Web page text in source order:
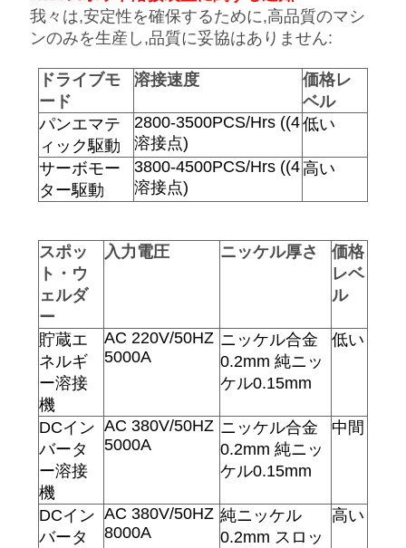
我々は,安定性を確保するために,高品質のマシ
ンのみを生産し,品質に妥協はありません:
ドライブモ
ード
溶接速度
価格レ
ベル
パンエマテ
ィック駆動
2800-3500PCS/Hrs ((4
溶接点)
低い
サーボモー
ター駆動
3800-4500PCS/Hrs ((4
溶接点)
高い
スポッ
ト・ウ
ェルダ
ー
入力電圧 ニッケル厚さ
価格
レベ
ル
貯蔵エ
ネルギ
ー溶接
機
AC 220V/50HZ
5000A
ニッケル合金
0.2mm 純ニッ
ケル0.15mm
低い
DCイン
バータ
ー溶接
機
AC 380V/50HZ
5000A
ニッケル合金
0.2mm 純ニッ
ケル0.15mm
中間
DCイン
バータ
AC 380V/50HZ
8000A
純ニッケル
0.2mm スロッ
高い